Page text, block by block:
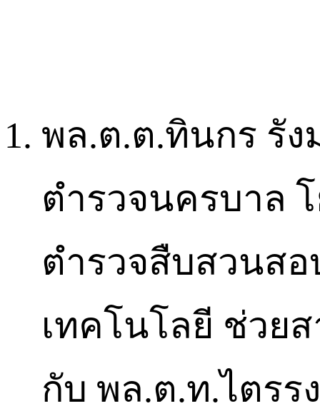
พล.ต.ต.ทินกร รั
ตำรวจนครบาล
ตำรวจสืบสวนส
เทคโนโลยี ช่วย
กับ พล.ต.ท.ไตร